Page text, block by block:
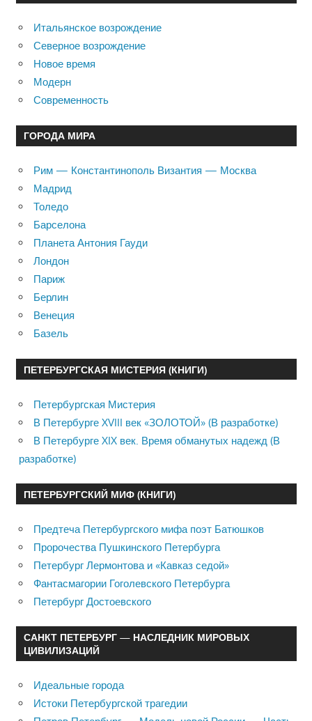
Итальянское возрождение
Северное возрождение
Новое время
Модерн
Современность
ГОРОДА МИРА
Рим — Константинополь Византия — Москва
Мадрид
Толедо
Барселона
Планета Антония Гауди
Лондон
Париж
Берлин
Венеция
Базель
ПЕТЕРБУРГСКАЯ МИСТЕРИЯ (КНИГИ)
Петербургская Мистерия
В Петербурге XVIII век «ЗОЛОТОЙ» (В разработке)
В Петербурге XIX век. Время обманутых надежд (В
разработке)
ПЕТЕРБУРГСКИЙ МИФ (КНИГИ)
Предтеча Петербургского мифа поэт Батюшков
Пророчества Пушкинского Петербурга
Петербург Лермонтова и «Кавказ седой»
Фантасмагории Гоголевского Петербурга
Петербург Достоевского
САНКТ ПЕТЕРБУРГ — НАСЛЕДНИК МИРОВЫХ
ЦИВИЛИЗАЦИЙ
Идеальные города
Истоки Петербургской трагедии